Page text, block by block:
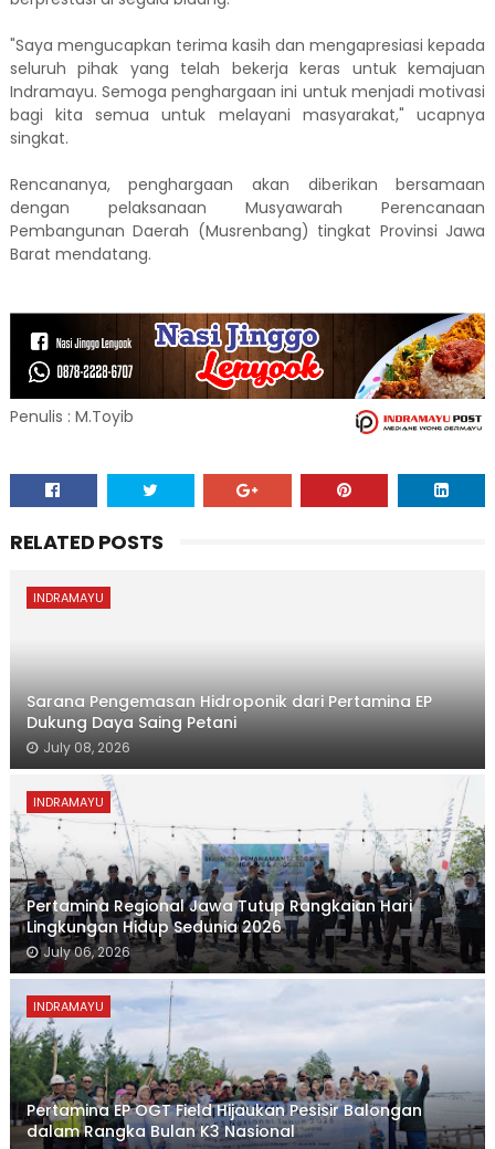
"Saya mengucapkan terima kasih dan mengapresiasi kepada
seluruh pihak yang telah bekerja keras untuk kemajuan
Indramayu. Semoga penghargaan ini untuk menjadi motivasi
bagi kita semua untuk melayani masyarakat," ucapnya
singkat.
Rencananya, penghargaan akan diberikan bersamaan
dengan pelaksanaan Musyawarah Perencanaan
Pembangunan Daerah (Musrenbang) tingkat Provinsi Jawa
Barat mendatang.
Penulis : M.Toyib
RELATED POSTS
INDRAMAYU
Sarana Pengemasan Hidroponik dari Pertamina EP
Dukung Daya Saing Petani
July 08, 2026
INDRAMAYU
Pertamina Regional Jawa Tutup Rangkaian Hari
Lingkungan Hidup Sedunia 2026
July 06, 2026
INDRAMAYU
Pertamina EP OGT Field Hijaukan Pesisir Balongan
dalam Rangka Bulan K3 Nasional